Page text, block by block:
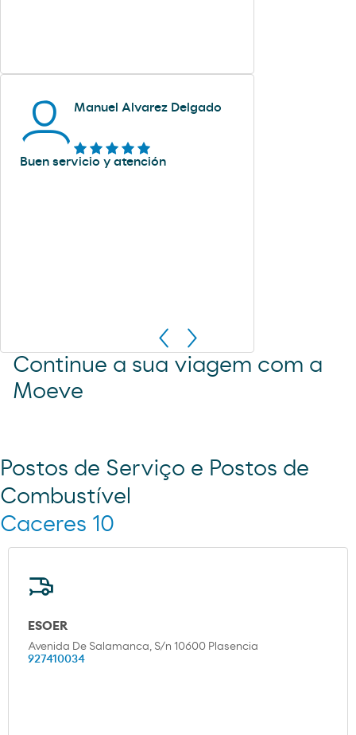
Manuel Alvarez Delgado
Buen servicio y atención
Continue a sua viagem com a
Moeve
Postos de Serviço e Postos de
Combustível
Caceres 10
ESOER
Avenida De Salamanca, S/n 10600 Plasencia
927410034